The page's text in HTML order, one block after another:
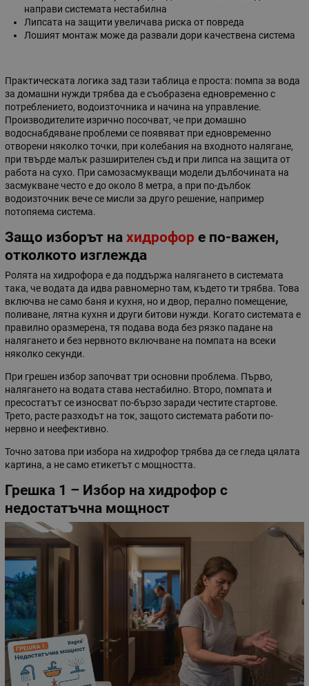
направи системата нестабилна
Липсата на защити увеличава риска от повреда
Лошият монтаж може да развали дори качествена система
Практическата логика зад тази таблица е проста: помпа за вода
за домашни нужди трябва да е съобразена едновременно с
потреблението, водоизточника и начина на управление.
Производителите изрично посочват, че при домашно
водоснабдяване проблеми се появяват при едновременно
отворени няколко точки, при колебания на входното налягане,
при твърде малък разширителен съд и при липса на защита от
работа на сухо. При самозасмукващи модели дълбочината на
засмукване често е до около 8 метра, а при по-дълбок
водоизточник вече се мисли за друго решение, например
потопяема система.
Защо изборът на хидрофор е по-важен,
отколкото изглежда
Ролята на хидрофора е да поддържа налягането в системата
така, че водата да идва равномерно там, където ти трябва. Това
включва не само баня и кухня, но и двор, перално помещение,
поливане, лятна кухня и други битови нужди. Когато системата е
правилно оразмерена, тя подава вода без рязко падане на
налягането и без нервното включване на помпата на всеки
няколко секунди.
При грешен избор започват три основни проблема. Първо,
налягането на водата става нестабилно. Второ, помпата и
пресостатът се износват по-бързо заради честите стартове.
Трето, расте разходът на ток, защото системата работи по-
нервно и неефективно.
Точно затова при избора на хидрофор трябва да се гледа цялата
картина, а не само етикетът с мощността.
Грешка 1 – Избор на хидрофор с
недостатъчна мощност